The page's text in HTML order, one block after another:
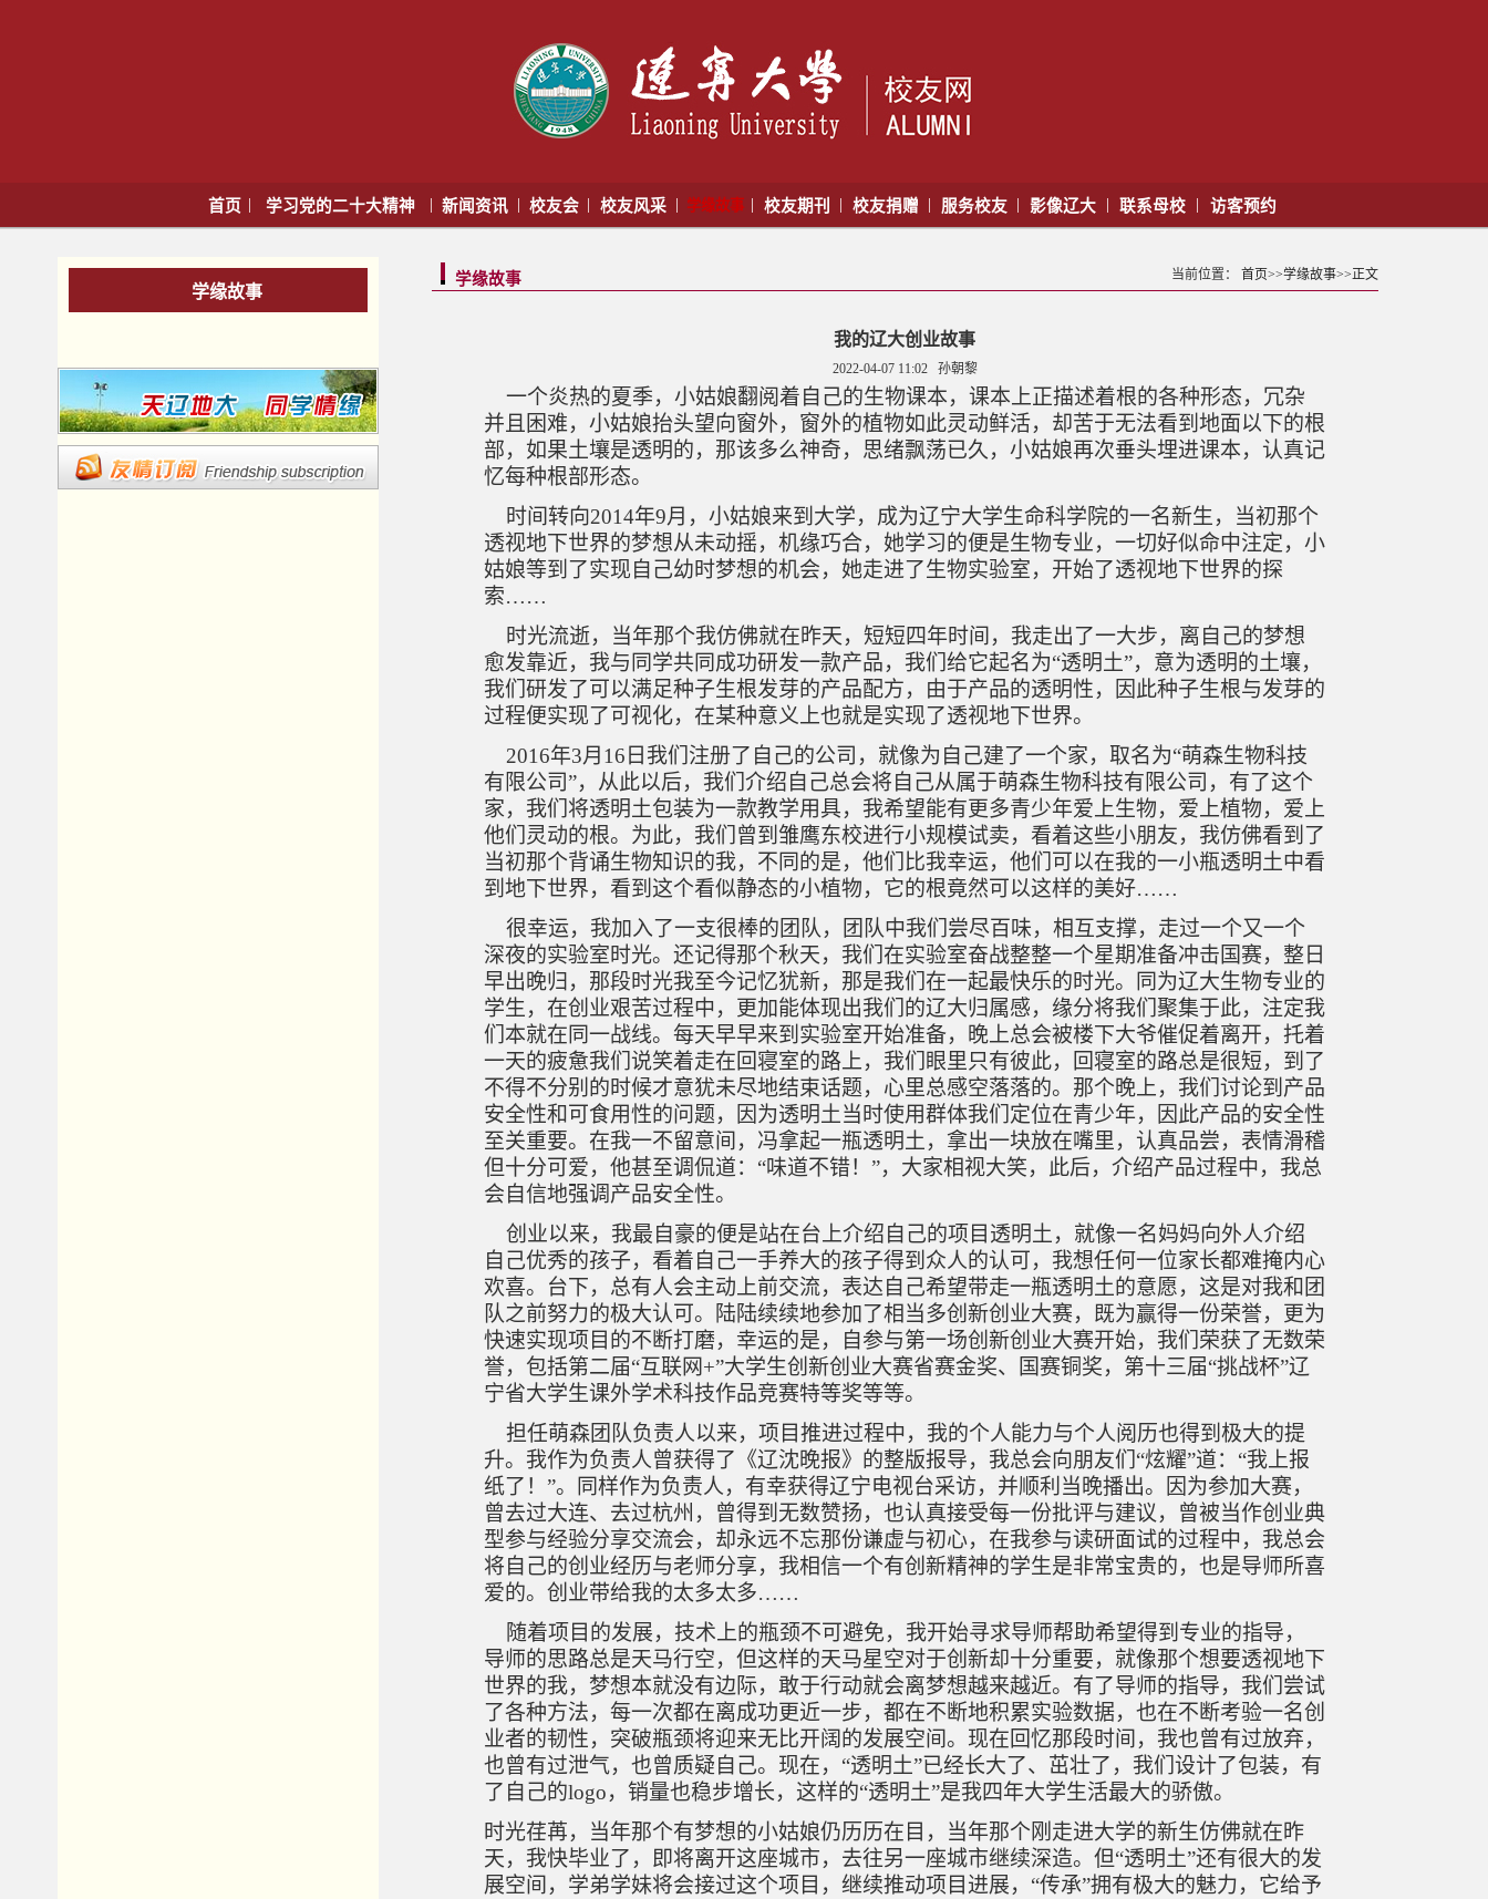
首页 | 学习党的二十大精神 | 新闻资讯 | 校友会 | 校友风采 | 学缘故事 | 校友期刊 | 校友捐赠 | 服务校友 | 影像辽大 | 联系母校 | 访客预约
学缘故事
学缘故事 当前位置： 首页>>学缘故事>>正文
我的辽大创业故事
2022-04-07 11:02 孙朝黎
一个炎热的夏季，小姑娘翻阅着自己的生物课本，课本上正描述着根的各种形态，冗杂
并且困难，小姑娘抬头望向窗外，窗外的植物如此灵动鲜活，却苦于无法看到地面以下的根
部，如果土壤是透明的，那该多么神奇，思绪飘荡已久，小姑娘再次垂头埋进课本，认真记
忆每种根部形态。
时间转向2014年9月，小姑娘来到大学，成为辽宁大学生命科学院的一名新生，当初那个
透视地下世界的梦想从未动摇，机缘巧合，她学习的便是生物专业，一切好似命中注定，小
姑娘等到了实现自己幼时梦想的机会，她走进了生物实验室，开始了透视地下世界的探
索……
时光流逝，当年那个我仿佛就在昨天，短短四年时间，我走出了一大步，离自己的梦想
愈发靠近，我与同学共同成功研发一款产品，我们给它起名为“透明土”，意为透明的土壤，
我们研发了可以满足种子生根发芽的产品配方，由于产品的透明性，因此种子生根与发芽的
过程便实现了可视化，在某种意义上也就是实现了透视地下世界。
2016年3月 16 日我们注册了自己的公司，就像为自己建了一个家，取名为“萌森生物科技
有限公司”，从此以后，我们介绍自己总会将自己从属于萌森生物科技有限公司，有了这个
家，我们将透明土包装为一款教学用具，我希望能有更多青少年爱上生物，爱上植物，爱上
他们灵动的根。为此，我们曾到雏鹰东校进行小规模试卖，看着这些小朋友，我仿佛看到了
当初那个背诵生物知识的我，不同的是，他们比我幸运，他们可以在我的一小瓶透明土中看
到地下世界，看到这个看似静态的小植物，它的根竟然可以这样的美好……
很幸运，我加入了一支很棒的团队，团队中我们尝尽百味，相互支撑，走过一个又一个
深夜的实验室时光。还记得那个秋天，我们在实验室奋战整整一个星期准备冲击国赛，整日
早出晚归，那段时光我至今记忆犹新，那是我们在一起最快乐的时光。同为辽大生物专业的
学生，在创业艰苦过程中，更加能体现出我们的辽大归属感，缘分将我们聚集于此，注定我
们本就在同一战线。每天早早来到实验室开始准备，晚上总会被楼下大爷催促着离开，托着
一天的疲惫我们说笑着走在回寝室的路上，我们眼里只有彼此，回寝室的路总是很短，到了
不得不分别的时候才意犹未尽地结束话题，心里总感空落落的。那个晚上，我们讨论到产品
安全性和可食用性的问题，因为透明土当时使用群体我们定位在青少年，因此产品的安全性
至关重要。在我一不留意间，冯拿起一瓶透明土，拿出一块放在嘴里，认真品尝，表情滑稽
但十分可爱，他甚至调侃道： “味道不错！”，大家相视大笑，此后，介绍产品过程中，我总
会自信地强调产品安全性。
创业以来，我最自豪的便是站在台上介绍自己的项目透明土，就像一名妈妈向外人介绍
自己优秀的孩子，看着自己一手养大的孩子得到众人的认可，我想任何一位家长都难掩内心
欢喜。台下，总有人会主动上前交流，表达自己希望带走一瓶透明土的意愿，这是对我和团
队之前努力的极大认可。陆陆续续地参加了相当多创新创业大赛，既为赢得一份荣誉，更为
快速实现项目的不断打磨，幸运的是，自参与第一场创新创业大赛开始，我们荣获了无数荣
誉，包括第二届“互联网 +”大学生创新创业大赛省赛金奖、国赛铜奖，第十三届“挑战杯”辽
宁省大学生课外学术科技作品竞赛特等奖等等。
担任萌森团队负责人以来，项目推进过程中，我的个人能力与个人阅历也得到极大的提
升。我作为负责人曾获得了《辽沈晚报》的整版报导，我总会向朋友们 “炫耀”道：“我上报
纸了！”。同样作为负责人，有幸获得辽宁电视台采访，并顺利当晚播出。因为参加大赛，
曾去过大连、去过杭州，曾得到无数赞扬，也认真接受每一份批评与建议，曾被当作创业典
型参与经验分享交流会，却永远不忘那份谦虚与初心，在我参与读研面试的过程中，我总会
将自己的创业经历与老师分享，我相信一个有创新精神的学生是非常宝贵的，也是导师所喜
爱的。创业带给我的太多太多……
随着项目的发展，技术上的瓶颈不可避免，我开始寻求导师帮助希望得到专业的指导，
导师的思路总是天马行空，但这样的天马星空对于创新却十分重要，就像那个想要透视地下
世界的我，梦想本就没有边际，敢于行动就会离梦想越来越近。有了导师的指导，我们尝试
了各种方法，每一次都在离成功更近一步，都在不断地积累实验数据，也在不断考验一名创
业者的韧性，突破瓶颈将迎来无比开阔的发展空间。现在回忆那段时间，我也曾有过放弃，
也曾有过泄气，也曾质疑自己。现在， “透明土”已经长大了、茁壮了，我们设计了包装，有
了自己的logo，销量也稳步增长，这样的“透明土”是我四年大学生活最大的骄傲。
时光荏苒，当年那个有梦想的小姑娘仍历历在目，当年那个刚走进大学的新生仿佛就在昨
天，我快毕业了，即将离开这座城市，去往另一座城市继续深造。但“透明土”还有很大的发
展空间，学弟学妹将会接过这个项目，继续推动项目进展，“传承”拥有极大的魅力，它给予